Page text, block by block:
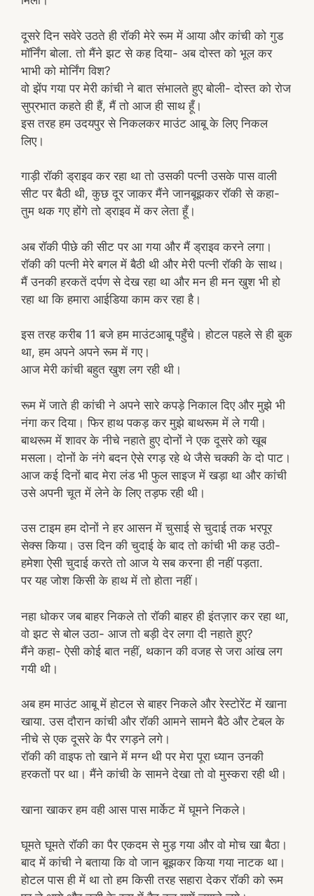
दूसरे दिन सवेरे उठते ही रॉकी मेरे रूम में आया और कांची को गुड
मॉर्निंग बोला. तो मैंने झट से कह दिया- अब दोस्त को भूल कर
भाभी को मोर्निंग विश?
वो झेंप गया पर मेरी कांची ने बात संभालते हुए बोली- दोस्त को रोज
सुप्रभात कहते ही हैं, मैं तो आज ही साथ हूँ।
इस तरह हम उदयपुर से निकलकर माउंट आबू के लिए निकल
लिए।
गाड़ी रॉकी ड्राइव कर रहा था तो उसकी पत्नी उसके पास वाली
सीट पर बैठी थी, कुछ दूर जाकर मैंने जानबूझकर रॉकी से कहा-
तुम थक गए होंगे तो ड्राइव में कर लेता हूँ।
अब रॉकी पीछे की सीट पर आ गया और मैं ड्राइव करने लगा।
रॉकी की पत्नी मेरे बगल में बैठी थी और मेरी पत्नी रॉकी के साथ।
मैं उनकी हरकतें दर्पण से देख रहा था और मन ही मन खुश भी हो
रहा था कि हमारा आईडिया काम कर रहा है।
इस तरह करीब 11 बजे हम माउंटआबू पहुँचे। होटल पहले से ही बुक
था, हम अपने अपने रूम में गए।
आज मेरी कांची बहुत खुश लग रही थी।
रूम में जाते ही कांची ने अपने सारे कपड़े निकाल दिए और मुझे भी
नंगा कर दिया। फिर हाथ पकड़ कर मुझे बाथरूम में ले गयी।
बाथरूम में शावर के नीचे नहाते हुए दोनों ने एक दूसरे को खूब
मसला। दोनों के नंगे बदन ऐसे रगड़ रहे थे जैसे चक्की के दो पाट।
आज कई दिनों बाद मेरा लंड भी फुल साइज में खड़ा था और कांची
उसे अपनी चूत में लेने के लिए तड़फ रही थी।
उस टाइम हम दोनों ने हर आसन में चुसाई से चुदाई तक भरपूर
सेक्स किया। उस दिन की चुदाई के बाद तो कांची भी कह उठी-
हमेशा ऐसी चुदाई करते तो आज ये सब करना ही नहीं पड़ता.
पर यह जोश किसी के हाथ में तो होता नहीं।
नहा धोकर जब बाहर निकले तो रॉकी बाहर ही इंतज़ार कर रहा था,
वो झट से बोल उठा- आज तो बड़ी देर लगा दी नहाते हुए?
मैंने कहा- ऐसी कोई बात नहीं, थकान की वजह से जरा आंख लग
गयी थी।
अब हम माउंट आबू में होटल से बाहर निकले और रेस्टोरेंट में खाना
खाया. उस दौरान कांची और रॉकी आमने सामने बैठे और टेबल के
नीचे से एक दूसरे के पैर रगड़ने लगे।
रॉकी की वाइफ तो खाने में मग्न थी पर मेरा पूरा ध्यान उनकी
हरकतों पर था। मैंने कांची के सामने देखा तो वो मुस्करा रही थी।
खाना खाकर हम वही आस पास मार्केट में घूमने निकले।
घूमते घूमते रॉकी का पैर एकदम से मुड़ गया और वो मोच खा बैठा।
बाद में कांची ने बताया कि वो जान बूझकर किया गया नाटक था।
होटल पास ही में था तो हम किसी तरह सहारा देकर रॉकी को रूम